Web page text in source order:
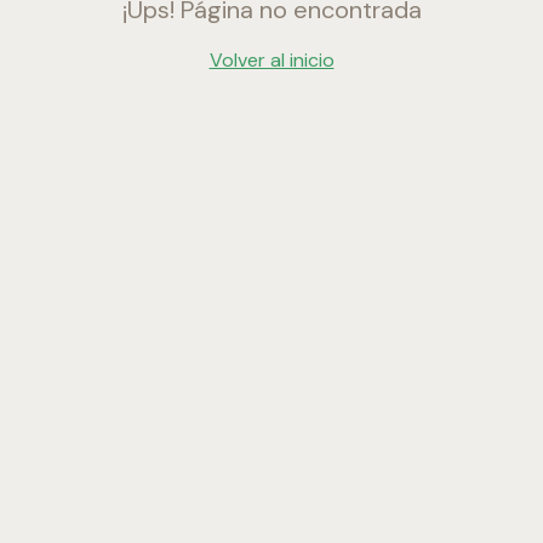
¡Ups! Página no encontrada
Volver al inicio